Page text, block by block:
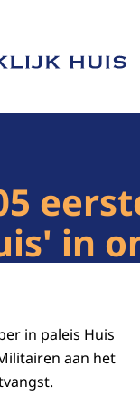
in
in paleis Huis
aan het